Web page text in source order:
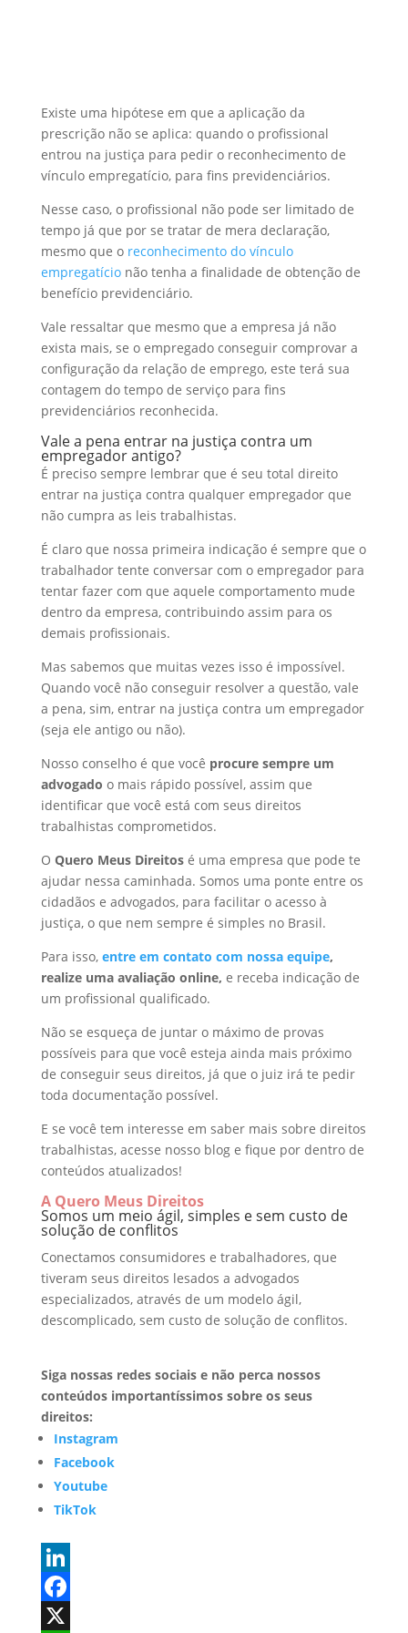
Existe uma hipótese em que a aplicação da
prescrição não se aplica: quando o profissional
entrou na justiça para pedir o reconhecimento de
vínculo empregatício, para fins previdenciários.
Nesse caso, o profissional não pode ser limitado de
tempo já que por se tratar de mera declaração,
mesmo que o reconhecimento do vínculo
empregatícionão tenha a finalidade de obtenção de
benefício previdenciário.
Vale ressaltar que mesmo que a empresa já não
exista mais, se o empregado conseguir comprovar a
configuração da relação de emprego, este terá sua
contagem do tempo de serviço para fins
previdenciários reconhecida.
Vale a pena entrar na justiça contra um
empregador antigo?
É preciso sempre lembrar que é seu total direito
entrar na justiça contra qualquer empregador que
não cumpra as leis trabalhistas.
É claro que nossa primeira indicação é sempre que o
trabalhador tente conversar com o empregador para
tentar fazer com que aquele comportamento mude
dentro da empresa, contribuindo assim para os
demais profissionais.
Mas sabemos que muitas vezes isso é impossível.
Quando você não conseguir resolver a questão, vale
a pena, sim, entrar na justiça contra um empregador
(seja ele antigo ou não).
Nosso conselho é que você procure sempre um
advogado o mais rápido possível, assim que
identificar que você está com seus direitos
trabalhistas comprometidos.
O Quero Meus Direitosé uma empresa que pode te
ajudar nessa caminhada. Somos uma ponte entre os
cidadãos e advogados, para facilitar o acesso à
justiça, o que nem sempre é simples no Brasil.
Para isso, entre em contato com nossa equipe,
realize uma avaliação online, e receba indicação de
um profissional qualificado.
Não se esqueça de juntar o máximo de provas
possíveis para que você esteja ainda mais próximo
de conseguir seus direitos, já que o juiz irá te pedir
toda documentação possível.
E se você tem interesse em saber mais sobre direitos
trabalhistas, acesse nosso blog e fique por dentro de
conteúdos atualizados!
A Quero Meus Direitos
Somos um meio ágil, simples e sem custo de
solução de conflitos
Conectamos consumidores e trabalhadores, que
tiveram seus direitos lesados a advogados
especializados, através de um modelo ágil,
descomplicado, sem custo de solução de conflitos.
Siga nossas redes sociais e não perca nossos
conteúdos importantíssimos sobre os seus
direitos:
Instagram
Facebook
Youtube
TikTok
L